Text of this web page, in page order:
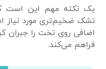
یک نکته مهم این است
تشک ضخیم‌تری مورد نیاز
اضافی روی تخت را جبران
فراهم می‌کند.